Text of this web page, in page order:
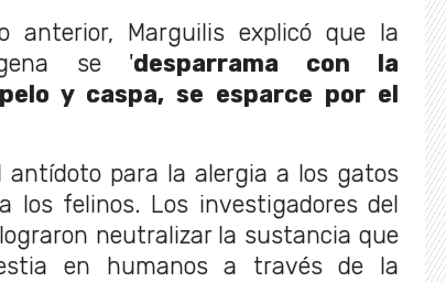
anterior, Marguilis explicó que la
se 'desparrama con la
y caspa, se esparce por el
antídoto para la alergia a los gatos
los felinos. Los investigadores del
neutralizar la sustancia que
en humanos a través de la